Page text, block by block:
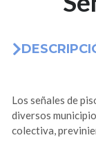
Los señales de
diversos
colectiva,